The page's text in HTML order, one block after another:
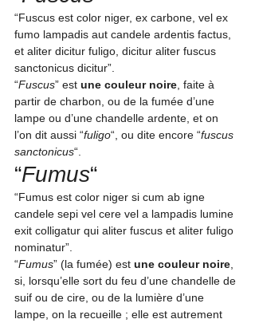
“Fuscus est color niger, ex carbone, vel ex
fumo lampadis aut candele ardentis factus,
et aliter dicitur fuligo, dicitur aliter fuscus
sanctonicus dicitur”
“Fuscus” est une couleur noire , faite à
partir de charbon, ou de la fumée d’une
lampe ou d’une chandelle ardente, et on
l’on dit aussi “fuligo“, ou dite encore “fuscus
sanctonicus“.
“Fumus“
“Fumus est color niger si cum ab igne
candele sepi vel cere vel a lampadis lumine
exit colligatur qui aliter fuscus et aliter fuligo
nominatur”
“Fumus” (la fumée) est une couleur noire
si, lorsqu’elle sort du feu d’une chandelle de
suif ou de cire, ou de la lumière d’une
lampe, on la recueille ; elle est autrement